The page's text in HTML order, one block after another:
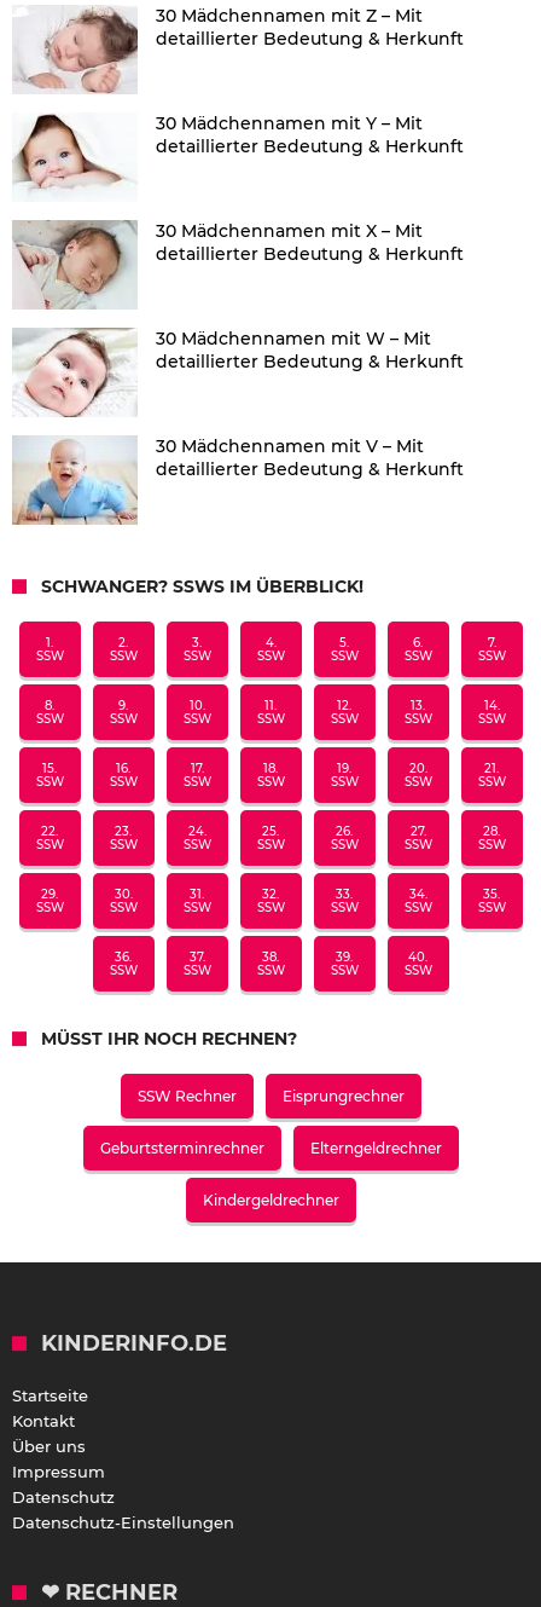
30 Mädchennamen mit Z – Mit
detaillierter Bedeutung & Herkunft
30 Mädchennamen mit Y – Mit
detaillierter Bedeutung & Herkunft
30 Mädchennamen mit X – Mit
detaillierter Bedeutung & Herkunft
30 Mädchennamen mit W – Mit
detaillierter Bedeutung & Herkunft
30 Mädchennamen mit V – Mit
detaillierter Bedeutung & Herkunft
SCHWANGER? SSWS IM ÜBERBLICK!
1.
SSW
2.
SSW
3.
SSW
4.
SSW
5.
SSW
6.
SSW
7.
SSW
8.
SSW
9.
SSW
10.
SSW
11.
SSW
12.
SSW
13.
SSW
14.
SSW
15.
SSW
16.
SSW
17.
SSW
18.
SSW
19.
SSW
20.
SSW
21.
SSW
22.
SSW
23.
SSW
24.
SSW
25.
SSW
26.
SSW
27.
SSW
28.
SSW
29.
SSW
30.
SSW
31.
SSW
32.
SSW
33.
SSW
34.
SSW
35.
SSW
36.
SSW
37.
SSW
38.
SSW
39.
SSW
40.
SSW
MÜSST IHR NOCH RECHNEN?
SSW Rechner Eisprungrechner
Geburtsterminrechner Elterngeldrechner
Kindergeldrechner
KINDERINFO.DE
Startseite
Kontakt
Über uns
Impressum
Datenschutz
Datenschutz-Einstellungen
❤ RECHNER